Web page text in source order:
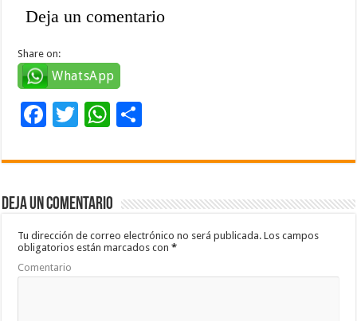
Deja un comentario
Share on:
WhatsApp
F
e
b
o
o
k
T
tt
er
W
at
sA
p
p
m
ar
ti
Deja un comentario
Tu dirección de correo electrónico no será publicada. Los campos
obligatorios están marcados con*
Comentario